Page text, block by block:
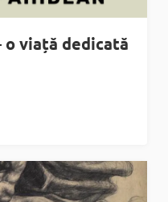
o viață dedicată